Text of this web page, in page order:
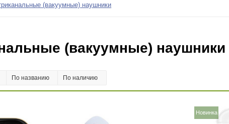
(вакуумные) наушники
(вакуумные) наушники
По названию По наличию
Новинка